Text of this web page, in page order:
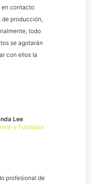
profesional de
Lee
y Fundador
en contacto
de producción,
todo
se agotarán
con ellos la